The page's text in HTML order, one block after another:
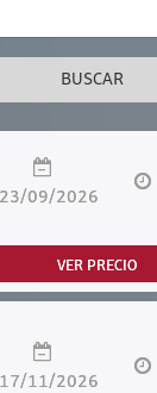
BUSCAR
23/09/2026
VER PRECIO
17/11/2026